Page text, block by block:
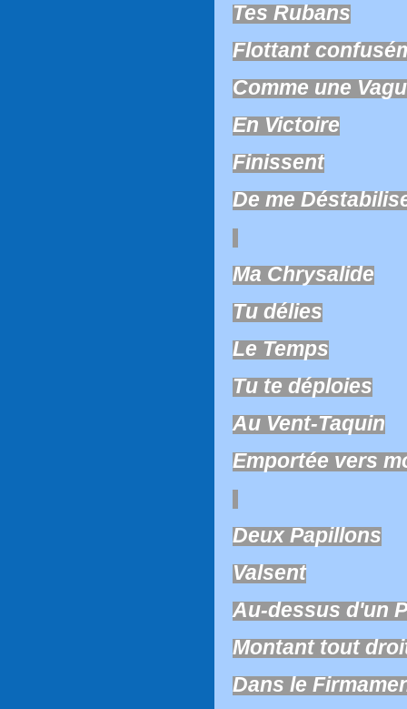
Tes Rubans
Flottant
Comme une
En Victoire
Finissent
De me
Ma Chrysalide
Tu délies
Le Temps
Tu te déploies
Au Vent-Taquin
Emportée vers
Deux Papillons
Valsent
Au-dessus d'un
Montant tout
Dans le